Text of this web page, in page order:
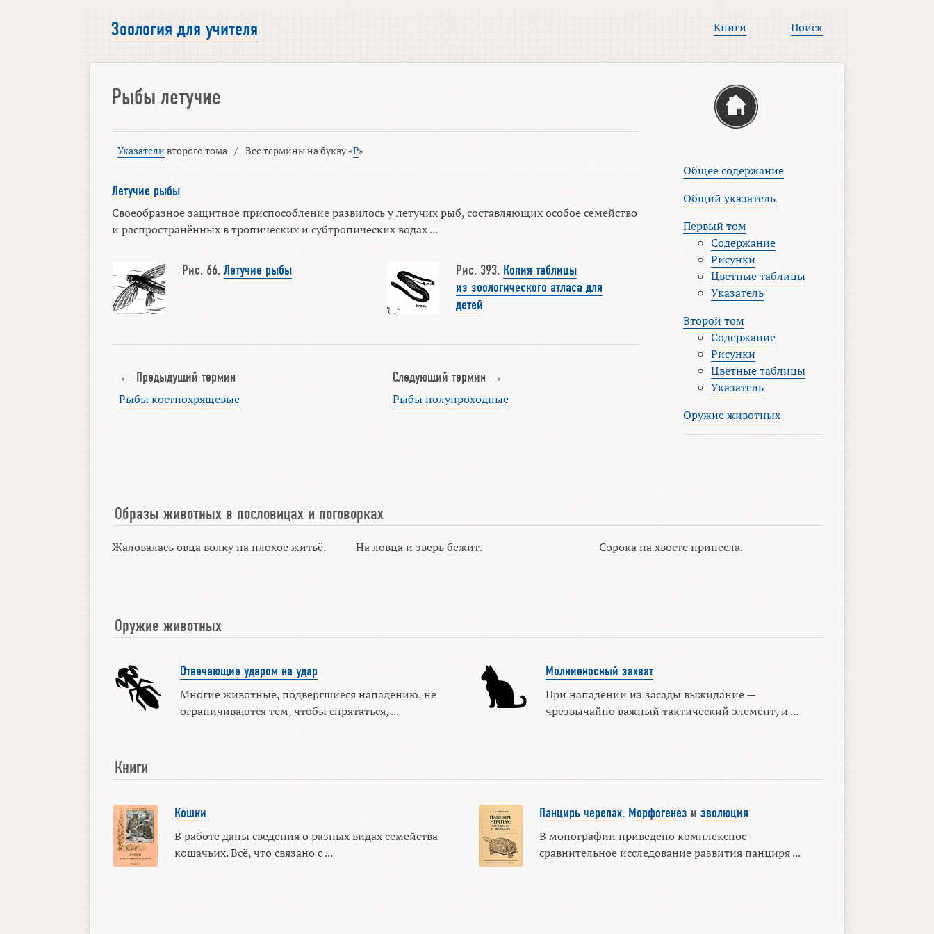
Зоология для учителя Книги Поиск
Рыбы летучие
Указатели второго тома / Все термины на букву «Р»
Летучие рыбы
Своеобразное защитное приспособление развилось у летучих рыб, составляющих особое семейство
и распространённых в тропических и субтропических водах ...
Рис. 66.Летучие рыбы Рис. 393. Копия таблицы
из зоологического атласа для
детей
← Предыдущий термин
Рыбы костнохрящевые
Следующий термин →
Рыбы полупроходные
Общее содержание
Общий указатель
Первый том
Содержание
Рисунки
Цветные таблицы
Указатель
Второй том
Содержание
Рисунки
Цветные таблицы
Указатель
Оружие животных
Образы животных в пословицах и поговорках
Жаловалась овца волку на плохое житьё. На ловца и зверь бежит. Сорока на хвосте принесла.
Оружие животных
Отвечающие ударом на удар
Многие животные, подвергшиеся нападению, не
ограничиваются тем, чтобы спрятаться, ...
Молниеносный захват
При нападении из засады выжидание —
чрезвычайно важный тактический элемент, и ...
Книги
Кошки
В работе даны сведения о разных видах семейства
кошачьих. Всё, что связано с ...
Панцирь черепах. Морфогенез и эволюция
В монографии приведено комплексное
сравнительное исследование развития панциря ...